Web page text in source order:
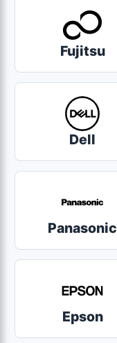
Fujitsu
Dell
Panasonic
Epson